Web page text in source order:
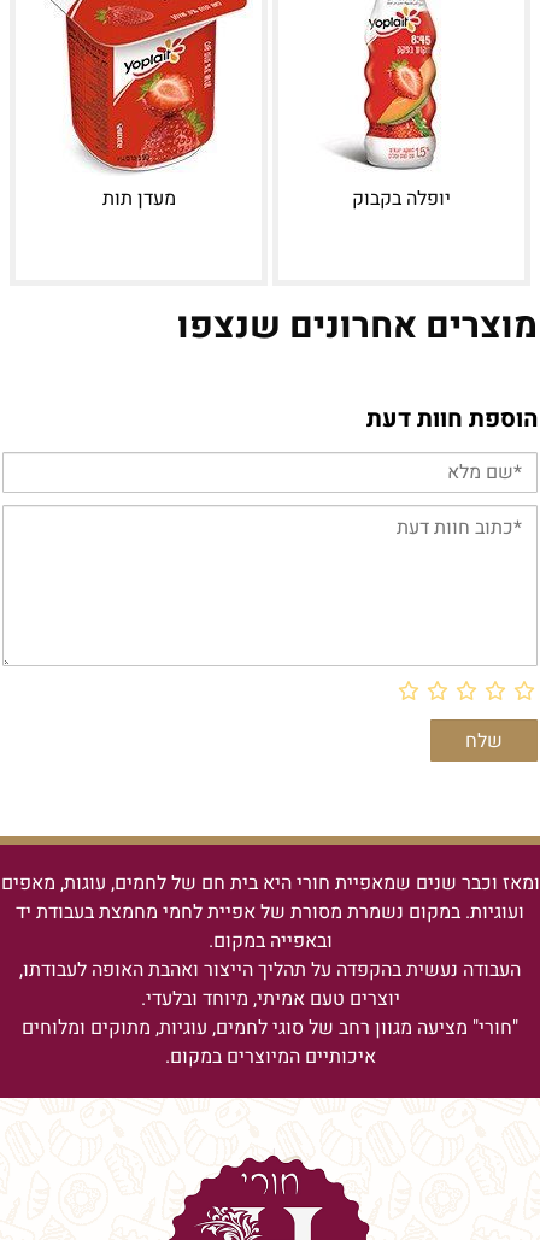
יופלה בקבוק מעדן תות
מוצרים אחרונים שנצפו
הוספת חוות דעת
ומאז וכבר שנים שמאפיית חורי היא בית חם של לחמים, עוגות, מאפים
ועוגיות. במקום נשמרת מסורת של אפיית לחמי מחמצת בעבודת יד
ובאפייה במקום.
העבודה נעשית בהקפדה על תהליך הייצור ואהבת האופה לעבודתו,
יוצרים טעם אמיתי, מיוחד ובלעדי.
"חורי" מציעה מגוון רחב של סוגי לחמים, עוגיות, מתוקים ומלוחים
איכותיים המיוצרים במקום.